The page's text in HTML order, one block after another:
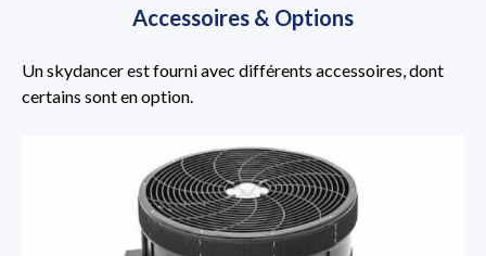
Accessoires & Options
Un skydancer est fourni avec différents accessoires, dont
certains sont en option.